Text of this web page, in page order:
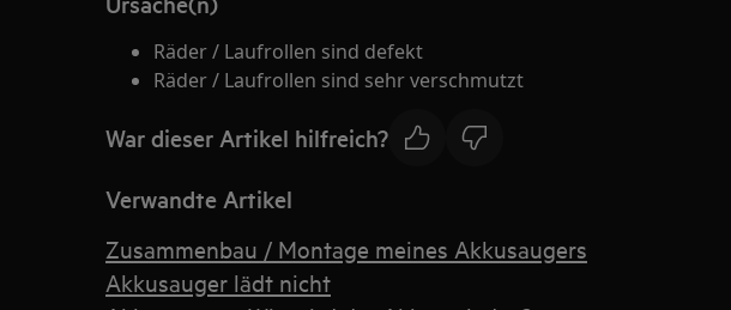
Räder / Laufrollen sind defekt
Räder / Laufrollen sind sehr verschmutzt
War dieser Artikel hilfreich?
Verwandte Artikel
Zusammenbau / Montage meines Akkusaugers
Akkusauger lädt nicht